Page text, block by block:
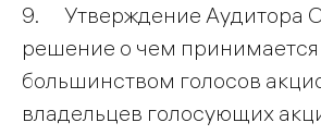
9. Утверждение Аудитора
решение о чем принимается
большинством голосов
владельцев голосующих